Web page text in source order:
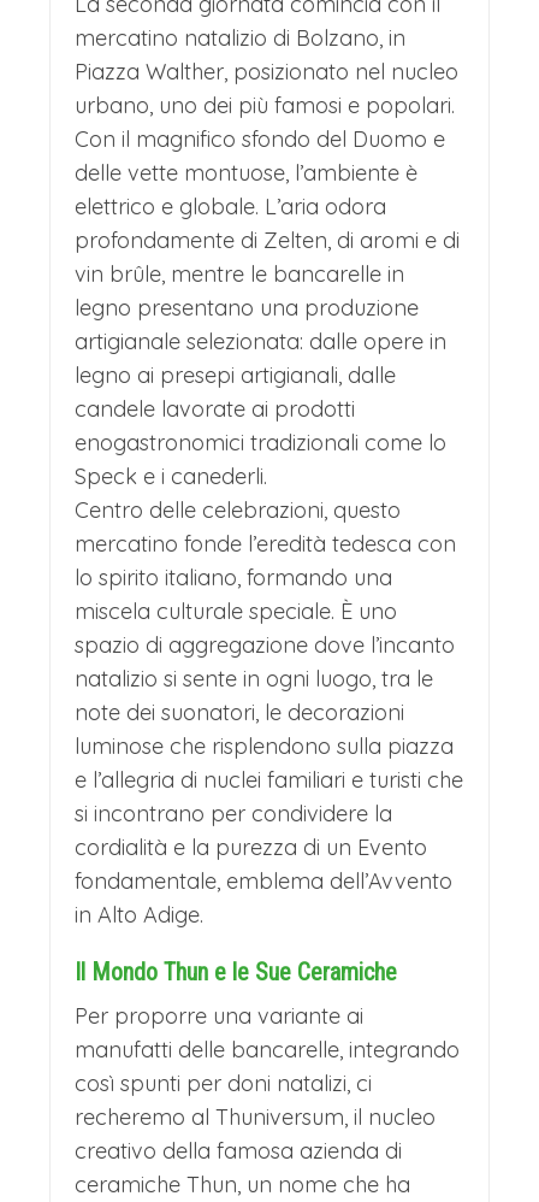
mercatino natalizio di Bolzano, in
Piazza Walther, posizionato nel nucleo
urbano, uno dei più famosi e popolari.
Con il magnifico sfondo del Duomo e
delle vette montuose, l’ambiente è
elettrico e globale. L’aria odora
profondamente di Zelten, di aromi e di
vin brûle, mentre le bancarelle in
legno presentano una produzione
artigianale selezionata: dalle opere in
legno ai presepi artigianali, dalle
candele lavorate ai prodotti
enogastronomici tradizionali come lo
Speck e i canederli.
Centro delle celebrazioni, questo
mercatino fonde l’eredità tedesca con
lo spirito italiano, formando una
miscela culturale speciale. È uno
spazio di aggregazione dove l’incanto
natalizio si sente in ogni luogo, tra le
note dei suonatori, le decorazioni
luminose che risplendono sulla piazza
e l’allegria di nuclei familiari e turisti che
si incontrano per condividere la
cordialità e la purezza di un Evento
fondamentale, emblema dell’Avvento
in Alto Adige.
Il Mondo Thun e le Sue Ceramiche
Per proporre una variante ai
manufatti delle bancarelle, integrando
così spunti per doni natalizi, ci
recheremo al Thuniversum, il nucleo
creativo della famosa azienda di
ceramiche Thun, un nome che ha